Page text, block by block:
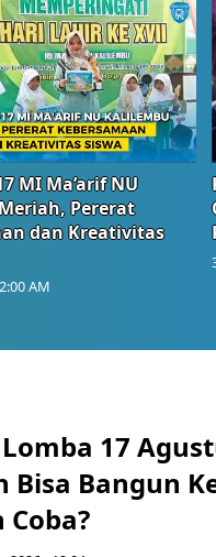
MI Ma’arif NU
Pererat
dan Kreativitas
AM
17
Bisa Bangun